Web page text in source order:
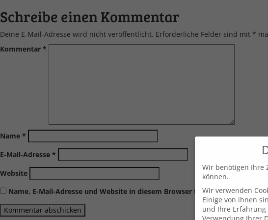
Schreibe einen Kommentar
Deine E-Mail-Adresse wird nicht veröffentlicht. Erforderliche Felder sind mit *
Kommentar *
Name *
E-Mail-Adresse *
Website
Name, E-Mail-Adresse und Website in diesem Browser für meinen
Wir benötigen Ihre
können.
Wir verwenden
Einige von ihnen
und Ihre Erfahrung
Verwendung Ihrer